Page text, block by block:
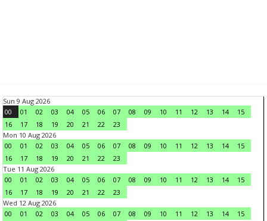
Sun 9 Aug 2026
00
01 02 03 04 05 06 07 08 09 10 11 12 13 14
15
16
17 18 19 20 21 22
23
Mon 10 Aug 2026
00
01 02 03 04 05 06 07 08 09 10 11 12 13 14
15
16
17 18 19 20 21 22
23
Tue 11 Aug 2026
00
01 02 03 04 05 06 07 08 09 10 11 12 13 14
15
16
17 18 19 20 21 22
23
Wed 12 Aug 2026
00
01 02 03 04 05 06 07 08 09 10 11 12 13 14
15